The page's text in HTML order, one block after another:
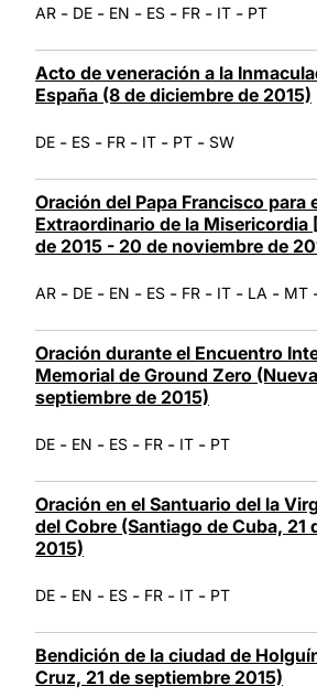
AR - DE - EN - ES - FR - IT - PT
Acto de veneración a la
España (8 de diciembre de 2015)
DE - ES - FR - IT - PT - SW
Oración del Papa Francisco para
Extraordinario de la Misericordia
de 2015 - 20 de noviembre de
AR - DE - EN - ES - FR - IT - LA - MT
Oración durante el Encuentro
Memorial de Ground Zero
septiembre de 2015)
DE - EN - ES - FR - IT - PT
Oración en el Santuario del la
del Cobre (Santiago de Cuba, 21
2015)
DE - EN - ES - FR - IT - PT
Bendición de la ciudad de
Cruz, 21 de septiembre 2015)